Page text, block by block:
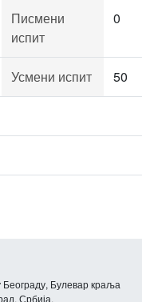
Писмени
испит
0
Усмени испит 50
Београду, Булевар краља
Србија.